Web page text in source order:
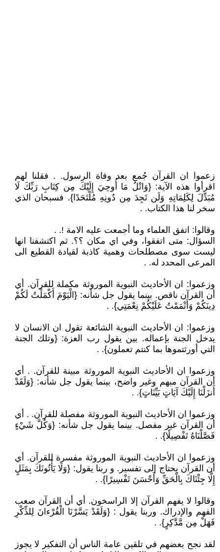
زعموا ان القرآن جُمع بعد وفاة الرسول. . فقلنا لهم
اقرأوا هذه الآية: {وَاتْلُ مَا أُوحِيَ إِلَيْكَ مِن كِتَابِ رَبِّكَ لَا
مُبَدِّلَ لِكَلِمَاتِهِ وَلَن تَجِدَ مِن دُونِهِ مُلْتَحَدًا}. فسبحان الذي
سخر لنا هذا الكتاب. .
وقالوا: اتفق العلماء وما أجمعت عليه الامة !. .
السؤال: متى اتفقوا، وفي اي مكان ؟؟. ثم اكتشفنا انها
ليست سوى مصطلحات وهمية كاذبة لقيادة القطيع الى
المرعى المحدد له. .
وزعموا: ان الأحاديث النبوية الموروثة مكملة للقرآن. أي
أن القرآن ناقص. بينما يقول جل شأنه: {الْيَوْمَ أَكْمَلْتُ لَكُمْ
دِينَكُمْ وَأَتْمَمْتُ عَلَيْكُمْ نِعْمَتِي}. .
وزعموا: ان الأحاديث النبوية الشائعة تقول ان الانسان لا
يدخل الجنة بإعماله. بين يقول رب العزة: {وتلك الجنة
التي أورثتموها بما كنتم تعملون}. .
وزعموا ان الأحاديث النبوية الموروثة مبينة للقرآن. . أي
أن القرآن مبهم وغير واضح، بينما يقول جل شأنه: {وَلَقَدْ
أَنزَلْنَا إِلَيْكَ آيَاتٍ بَيِّنَاتٍ}. .
وزعموا ان الأحاديث النبوية الموروثة مفصلة للقرآن. . أي
أن القرآن غير مفصل. بينما يقول جل شأنه: {وَكُلَّ شَيْءٍ
فَصَّلْنَاهُ تَفْصِيلًا}. .
وزعموا ان الأحاديث النبوية الموروثة مفسرة للقرآن. أي
أن القرآن يحتاج إلى تفسير. و ربنا يقول: {وَلَا يَأْتُونَكَ بِمَثَلٍ
إِلَّا جِئْنَاكَ بِالْحَقِّ وَأَحْسَنَ تَفْسِيرًا}. .
وقالوا لا يفهم القرآن إلا الراسخون. أي أن القرآن صعب
الفهم والإدراك. وربنا يقول : {وَلَقَدْ يَسَّرْنَا الْقُرْءانَ لِلذِّكْرِ
فَهَلْ مِن مَّدَّكِرٍ}. .
لقد نجح بعضهم في تلقين عامة الناس أن التفكير لا يجوز